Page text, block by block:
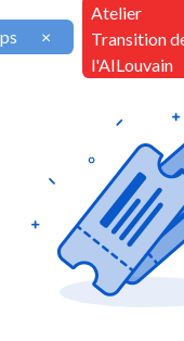
×
Atelier
Transition
l'AILouvain